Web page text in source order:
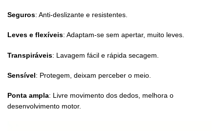
Seguros: Anti-deslizante e resistentes.
Leves e flexíveis: Adaptam-se sem apertar, muito leves.
Transpiráveis: Lavagem fácil e rápida secagem.
Sensível: Protegem, deixam perceber o meio.
Ponta ampla: Livre movimento dos dedos, melhora o
desenvolvimento motor.